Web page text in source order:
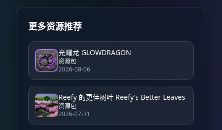
更多资源推荐
光耀龙 GLOWDRAGON
资源包
2026-08-06
Reefy 的更佳树叶 Reefy’s Better Leaves
资源包
2026-07-31